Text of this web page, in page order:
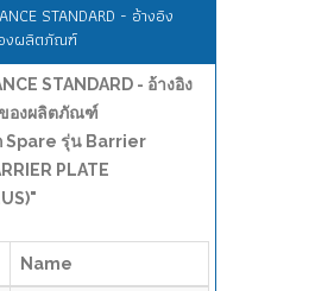
STANDARD - อ้างอิง
งผลิตภัณฑ์
STANDARD - อ้างอิง
องผลิตภัณฑ์
Spare รุ่น Barrier
PLATE
Name